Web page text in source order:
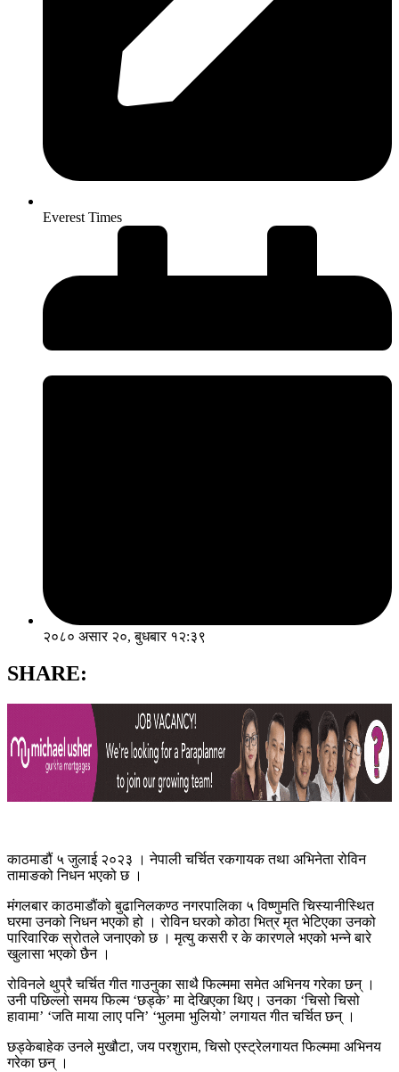
Everest Times
२०८० असार २०, बुधबार १२:३९
SHARE:
काठमाडौं ५ जुलाई २०२३ । नेपाली चर्चित रकगायक तथा अभिनेता रोविन
तामाङको निधन भएको छ ।
मंगलबार काठमाडौंको बुढानिलकण्ठ नगरपालिका ५ विष्णुमति चिस्यानीस्थित
घरमा उनको निधन भएको हो । रोविन घरको कोठा भित्र मृत भेटिएका उनको
पारिवारिक स्रोतले जनाएको छ । मृत्यु कसरी र के कारणले भएको भन्ने बारे
खुलासा भएको छैन ।
रोविनले थुप्रै चर्चित गीत गाउनुका साथै फिल्ममा समेत अभिनय गरेका छन् ।
उनी पछिल्लो समय फिल्म ‘छड्के’ मा देखिएका थिए। उनका ‘चिसो चिसो
हावामा’ ‘जति माया लाए पनि’ ‘भुलमा भुलियो’ लगायत गीत चर्चित छन् ।
छड्केबाहेक उनले मुखौटा, जय परशुराम, चिसो एस्ट्रेलगायत फिल्ममा अभिनय
गरेका छन् ।